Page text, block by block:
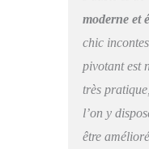
moderne et
chic
pivotant est
très
l’on y
être